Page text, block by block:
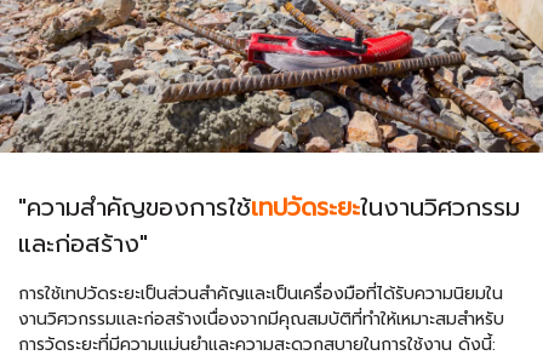
"ความสำคัญของการใช้เทปวัดระยะในงานวิศวกรรม
และก่อสร้าง"
การใช้เทปวัดระยะเป็นส่วนสำคัญและเป็นเครื่องมือที่ได้รับความนิยมใน
งานวิศวกรรมและก่อสร้างเนื่องจากมีคุณสมบัติที่ทำให้เหมาะสมสำหรับ
การวัดระยะที่มีความแม่นยำและความสะดวกสบายในการใช้งาน ดังนี้: